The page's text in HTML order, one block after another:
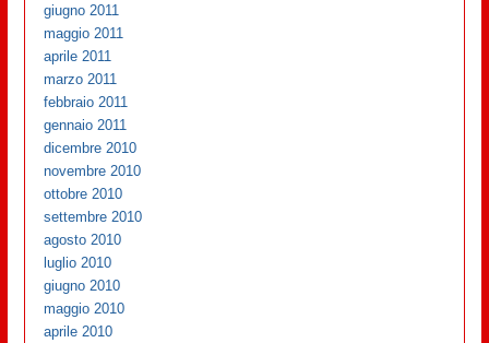
giugno 2011
maggio 2011
aprile 2011
marzo 2011
febbraio 2011
gennaio 2011
dicembre 2010
novembre 2010
ottobre 2010
settembre 2010
agosto 2010
luglio 2010
giugno 2010
maggio 2010
aprile 2010